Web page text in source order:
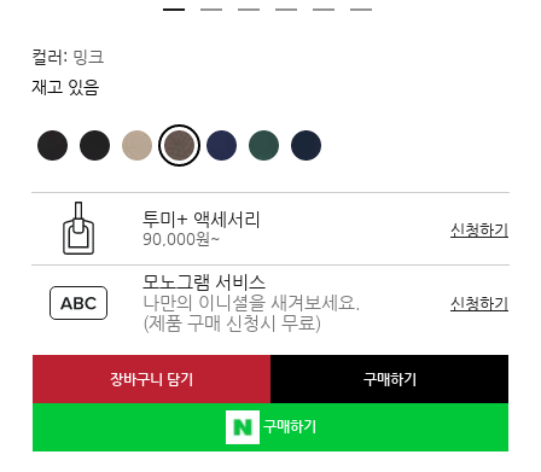
컬러: 밍크
재고 있음
투미+ 액세서리
90,000원~ 신청하기
모노그램 서비스
나만의 이니셜을 새겨보세요.
(제품 구매 신청시 무료)
신청하기
장바구니 담기 구매하기
구매하기